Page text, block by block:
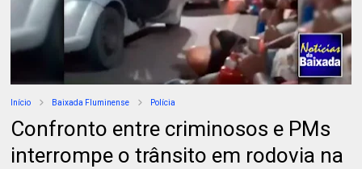
Início Baixada Fluminense Polícia
Confronto entre criminosos e PMs
interrompe o trânsito em rodovia na